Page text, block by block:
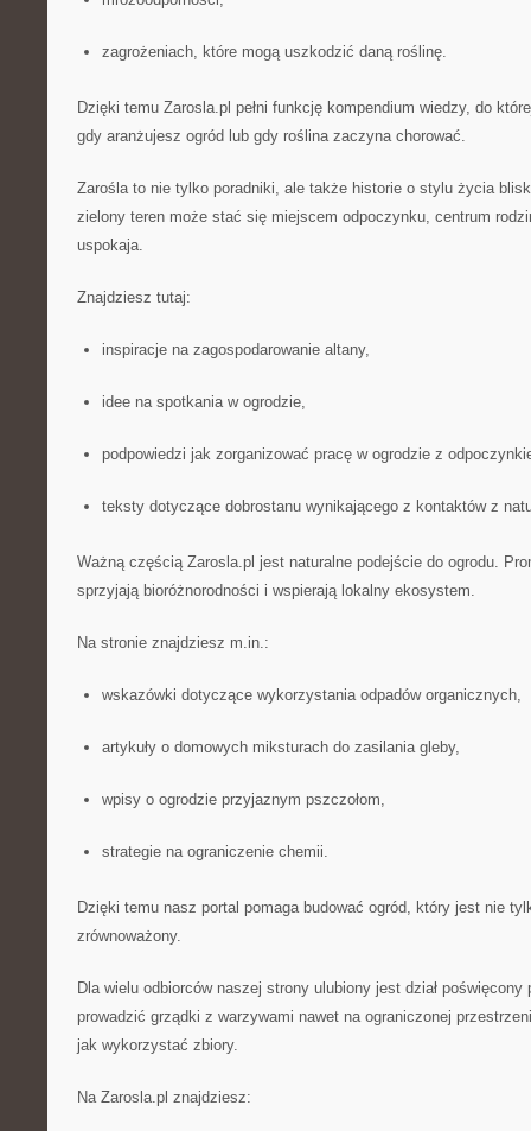
zagrożeniach, które mogą uszkodzić daną roślinę.
Dzięki temu Zarosla.pl pełni funkcję kompendium wiedzy, do
gdy aranżujesz ogród lub gdy roślina zaczyna chorować.
Zarośla to nie tylko poradniki, ale także historie o stylu życia
zielony teren może stać się miejscem odpoczynku, centrum
uspokaja.
Znajdziesz tutaj:
inspiracje na zagospodarowanie altany,
idee na spotkania w ogrodzie,
podpowiedzi jak zorganizować pracę w ogrodzie z
teksty dotyczące dobrostanu wynikającego z kontaktów z
Ważną częścią Zarosla.pl jest naturalne podejście do ogrodu.
sprzyjają bioróżnorodności i wspierają lokalny ekosystem.
Na stronie znajdziesz m.in.:
wskazówki dotyczące wykorzystania odpadów organicznych,
artykuły o domowych miksturach do zasilania gleby,
wpisy o ogrodzie przyjaznym pszczołom,
strategie na ograniczenie chemii.
Dzięki temu nasz portal pomaga budować ogród, który jest nie
zrównoważony.
Dla wielu odbiorców naszej strony ulubiony jest dział
prowadzić grządki z warzywami nawet na ograniczonej
jak wykorzystać zbiory.
Na Zarosla.pl znajdziesz: